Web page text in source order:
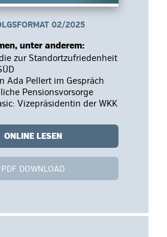
02/2025
unter anderem:
zur Standortzufriedenheit
Ada Pellert im Gespräch
Pensionsvorsorge
Vizepräsidentin der WKK
ONLINE LESEN
PDF DOWNLOAD